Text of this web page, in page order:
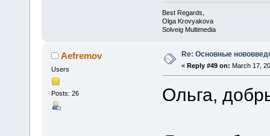
Best Regards,
Olga Krovyakova
Solveig Multimedia
Aefremov
Users
Posts: 26
Re: Основные
« Reply #49 on: March 17,
Ольга,